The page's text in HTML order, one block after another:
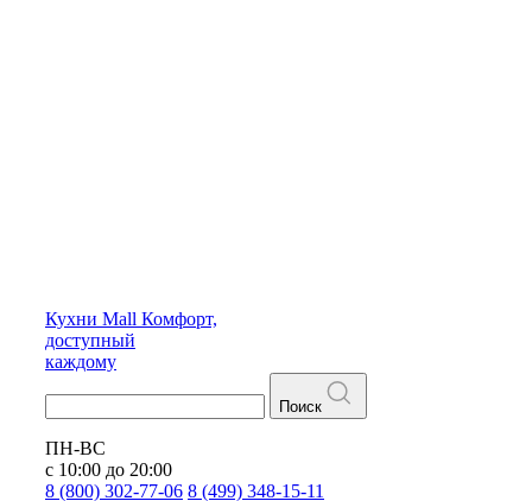
Кухни Mall Комфорт,
доступный
каждому
Поиск
ПН-ВС
с 10:00 до 20:00
8 (800) 302-77-06 8 (499) 348-15-11